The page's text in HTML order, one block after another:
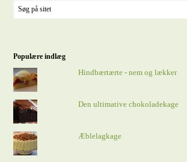
Populære indlæg
Hindbærtærte - nem og lækker
Den ultimative chokoladekage
Æblelagkage